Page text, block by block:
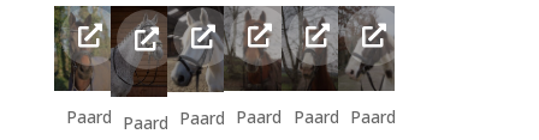
Paard Paard Paard Paard Paard Paard